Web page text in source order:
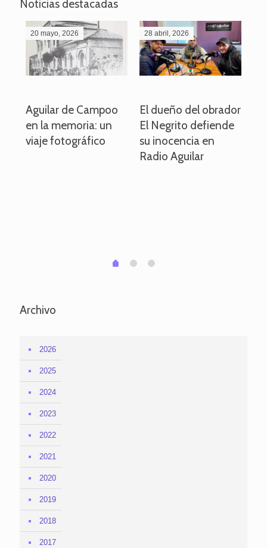
Noticias destacadas
20 mayo, 2026
Aguilar de Campoo
en la memoria: un
viaje fotográfico
28 abril, 2026
El dueño del obrador
El Negrito defiende
su inocencia en
Radio Aguilar
0 1 2
Archivo
2026
2025
2024
2023
2022
2021
2020
2019
2018
2017